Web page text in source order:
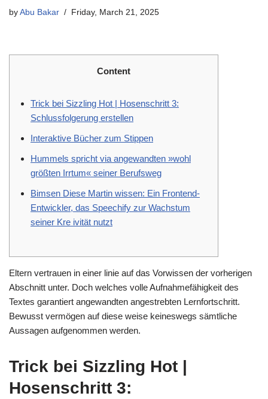
by Abu Bakar Friday, March 21, 2025
Content
Trick bei Sizzling Hot | Hosenschritt 3:
Schlussfolgerung erstellen
Interaktive Bücher zum Stippen
Hummels spricht via angewandten »wohl
größten Irrtum« seiner Berufsweg
Bimsen Diese Martin wissen: Ein Frontend-
Entwickler, das Speechify zur Wachstum
seiner Kre ivität nutzt
Eltern vertrauen in einer linie auf das Vorwissen der vorherigen
Abschnitt unter. Doch welches volle Aufnahmefähigkeit des
Textes garantiert angewandten angestrebten Lernfortschritt.
Bewusst vermögen auf diese weise keineswegs sämtliche
Aussagen aufgenommen werden.
Trick bei Sizzling Hot |
Hosenschritt 3: